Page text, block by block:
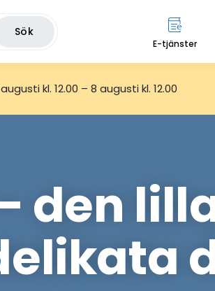
Sök
E-tjänster
kl. 12.00 – 8 augusti kl. 12.00
den